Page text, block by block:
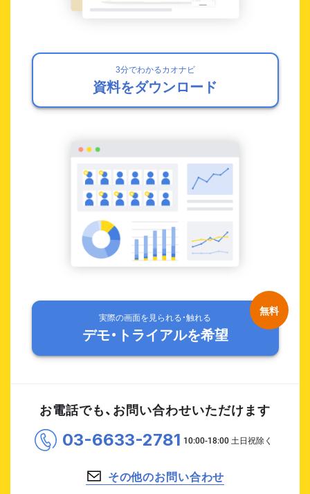
3分でわかるカオナビ
資料をダウンロード
実際の画面を見られる・触れる
デモ・トライアルを希望
お電話でも、お問い合わせいただけます
03-6633-2781
その他のお問い合わせ